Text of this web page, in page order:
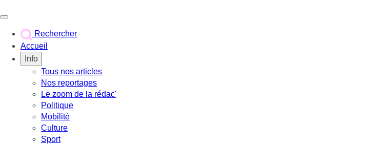
Rechercher
Accueil
Info
Tous nos articles
Nos reportages
Le zoom de la rédac'
Politique
Mobilité
Culture
Sport